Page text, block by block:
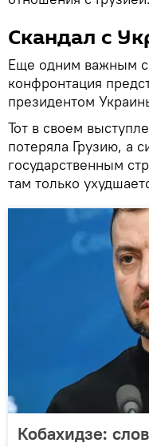
Скандал с
Еще одним важным
конфронтация
президентом
Тот в своем
потеряла Грузию, а
государственным
там только
Кобахидзе: